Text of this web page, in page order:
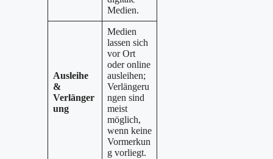
Medien.
Ausleihe
&
Verlänger
ung
Medien
lassen sich
vor Ort
oder online
ausleihen;
Verlängeru
ngen sind
meist
möglich,
wenn keine
Vormerkun
g vorliegt.